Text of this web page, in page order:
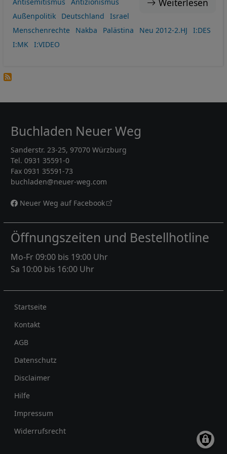
Weiterlesen
Außenpolitik
Deutschland
Israel
Menschenrechte
Nakba Palästina Neu 2012-2.HJ
I:DES
I:MK
I:VIDEO
Buchladen Neuer Weg
Sanderstr. 23-25, 97070 Würzburg
Tel. 0931 35591-0
Fax 0931 35591-73
buchladen@neuer-weg.com
Neuer Weg auf Facebook
Öffnungszeiten und Bestellhotline
Mo-Fr 09:00 bis 19:00 Uhr
Sa 10:00 bis 16:00 Uhr
Rechtliches
Startseite
Kontakt
AGB
Datenschutz
Disclaimer
Hilfe
Impressum
Widerrufsrecht